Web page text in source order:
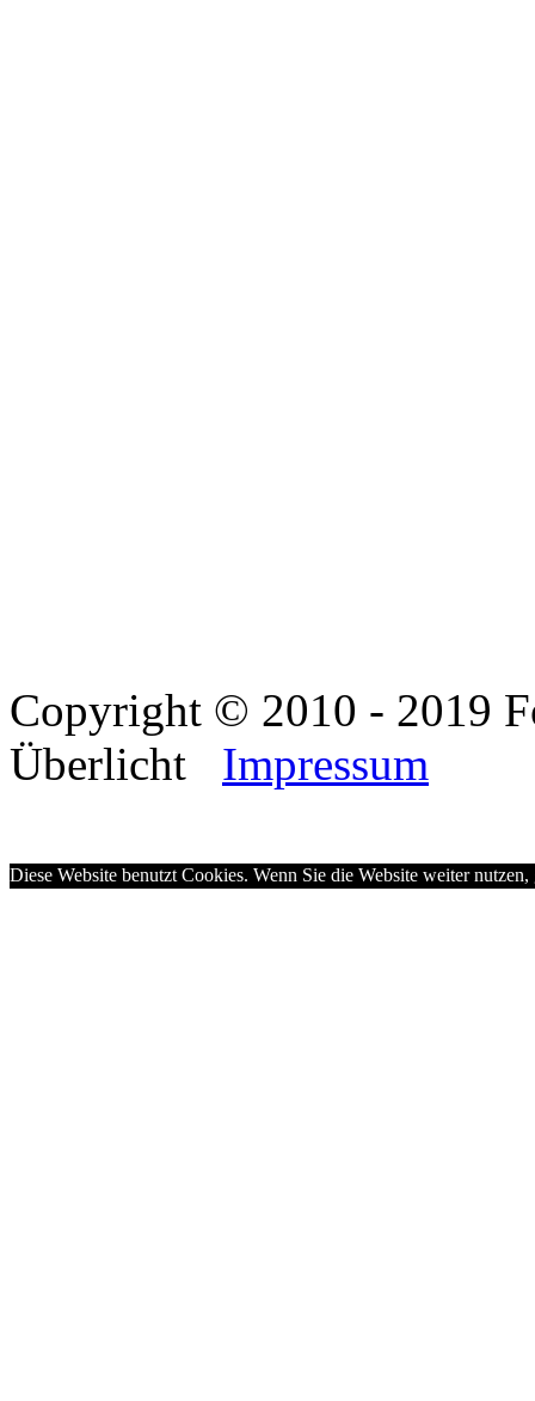
Copyright © 2010 - 2019
Überlicht Impressum
Diese Website benutzt Cookies. Wenn Sie die Website weiter